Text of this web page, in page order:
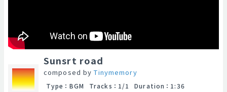
Sunsrt road
composed byTinymemory
Type ： BGM Tracks ： 1/1 Duration ： 1:36